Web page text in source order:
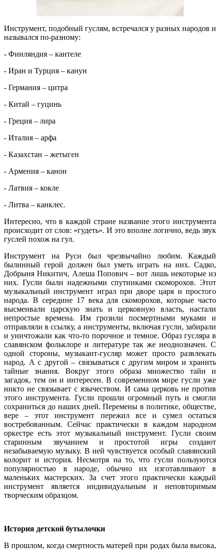
Инструмент, подобный гуслям, встречался у разных народов и
назывался по-разному:
- Финляндия – кантеле
- Иран и Турция – канун
- Германия – цитра
- Китай – гуцинь
- Греция – лира
- Италия – арфа
- Казахстан – жетыген
- Армения – канон
- Латвия – кокле
- Литва – канклес.
Интересно, что в каждой стране название этого инструмента
происходит от слов: «гудеть». И это вполне логично, ведь звук
гуслей похож на гул.
Инструмент на Руси был чрезвычайно любим. Каждый
былинный герой должен был уметь играть на них. Садко,
Добрыня Никитич, Алеша Попович – вот лишь некоторые из
них. Гусли были надежными спутниками скоморохов. Этот
музыкальный инструмент играл при дворе царя и простого
народа. В середине 17 века для скоморохов, которые часто
высмеивали царскую знать и церковную власть, настали
непростые времена. Им грозили посмертными муками и
отправляли в ссылку, а инструменты, включая гусли, забирали
и уничтожали как что-то порочное и темное. Образ гусляра в
славянском фольклоре и литературе так же неоднозначен. С
одной стороны, музыкант-гусляр может просто развлекать
народ. А с другой – связываться с другим миром и хранить
тайные знания. Вокруг этого образа множество тайн и
загадок, тем он и интересен. В современном мире гусли уже
никто не связывает с язычеством. И сама церковь не против
этого инструмента. Гусли прошли огромный путь и смогли
сохраниться до наших дней. Перемены в политике, обществе,
вере – этот инструмент пережил все и сумел остаться
востребованным. Сейчас практически в каждом народном
оркестре есть этот музыкальный инструмент. Гусли своим
старинным звучанием и простотой игры создают
незабываемую музыку. В ней чувствуется особый славянский
колорит и история. Несмотря на то, что гусли пользуются
популярностью в народе, обычно их изготавливают в
маленьких мастерских. За счет этого практически каждый
инструмент является индивидуальным и неповторимым
творческим образцом.
История детской бутылочки
В прошлом, когда смертность матерей при родах была высока,